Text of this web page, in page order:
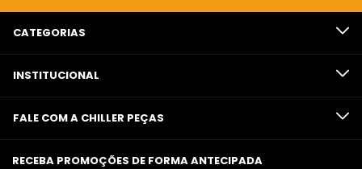
CATEGORIAS
INSTITUCIONAL
FALE COM A CHILLER PEÇAS
RECEBA PROMOÇÕES DE FORMA ANTECIPADA